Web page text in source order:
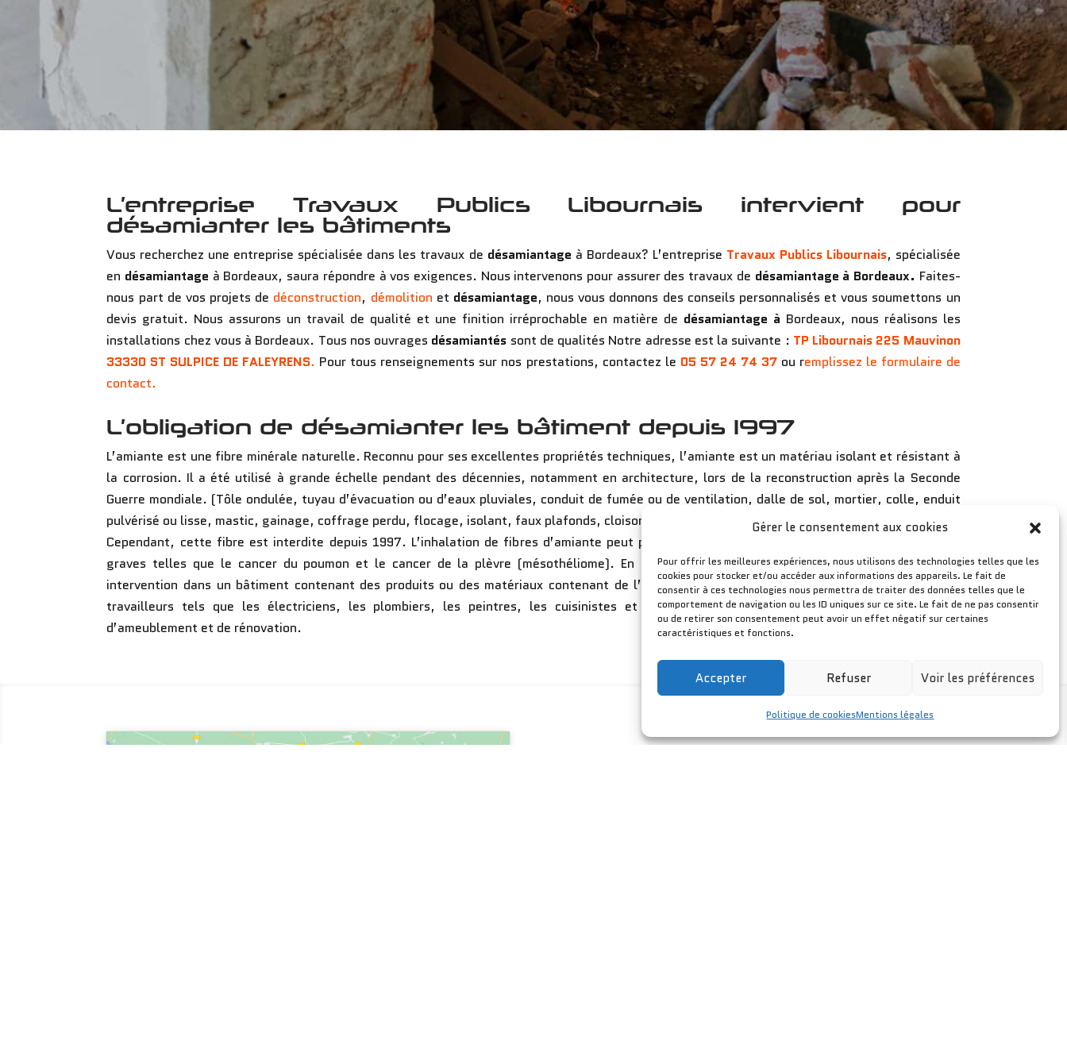
Gérer le consentement aux cookies
Pour offrir les meilleures expériences, nous utilisons des technologies telles que les
cookies pour stocker et/ou accéder aux informations des appareils. Le fait de
consentir à ces technologies nous permettra de traiter des données telles que le
comportement de navigation ou les ID uniques sur ce site. Le fait de ne pas consentir
ou de retirer son consentement peut avoir un effet négatif sur certaines
caractéristiques et fonctions.
Accepter Refuser Voir les préférences
Politique de cookiesMentions légales
L’entreprise Travaux Publics Libournais intervient pour
désamianter les bâtiments
Vous recherchez une entreprise spécialisée dans les travaux de désamiantage à Bordeaux? L’entreprise Travaux Publics Libournais, spécialisée
en désamiantage à Bordeaux, saura répondre à vos exigences. Nous intervenons pour assurer des travaux de désamiantage à Bordeaux. Faites-
nous part de vos projets de déconstruction, démolition et désamiantage, nous vous donnons des conseils personnalisés et vous soumettons un
devis gratuit. Nous assurons un travail de qualité et une finition irréprochable en matière de désamiantage à Bordeaux, nous réalisons les
installations chez vous à Bordeaux. Tous nos ouvrages désamiantés sont de qualités Notre adresse est la suivante : TP Libournais 225 Mauvinon
33330 ST SULPICE DE FALEYRENS. Pour tous renseignements sur nos prestations, contactez le 05 57 24 74 37 ou remplissez le formulaire de
contact.
L’obligation de désamianter les bâtiment depuis 1997
L’amiante est une fibre minérale naturelle. Reconnu pour ses excellentes propriétés techniques, l’amiante est un matériau isolant et résistant à
la corrosion. Il a été utilisé à grande échelle pendant des décennies, notamment en architecture, lors de la reconstruction après la Seconde
Guerre mondiale. (Tôle ondulée, tuyau d’évacuation ou d’eaux pluviales, conduit de fumée ou de ventilation, dalle de sol, mortier, colle, enduit
pulvérisé ou lisse, mastic, gainage, coffrage perdu, flocage, isolant, faux plafonds, cloisons, bardage…).
Cependant, cette fibre est interdite depuis 1997. L’inhalation de fibres d’amiante peut provoquer des maladies respiratoires et des maladies
graves telles que le cancer du poumon et le cancer de la plèvre (mésothéliome). En raison de la nature dangereuse de l’amiante, toute
intervention dans un bâtiment contenant des produits ou des matériaux contenant de l’amiante peut affecter la santé des résidents et des
travailleurs tels que les électriciens, les plombiers, les peintres, les cuisinistes et les autres personnes impliquées dans les travaux
d’ameublement et de rénovation.